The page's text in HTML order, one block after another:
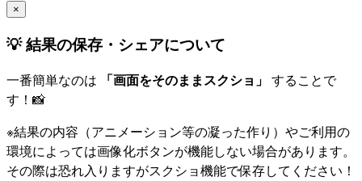
×
💡 結果の保存・シェアについて
一番簡単なのは 「画面をそのままスクショ」 することで
す！📸
※結果の内容（アニメーション等の凝った作り）やご利用の
環境によっては画像化ボタンが機能しない場合があります。
その際は恐れ入りますがスクショ機能で保存してください！